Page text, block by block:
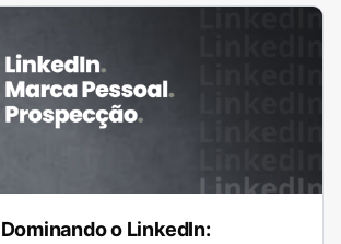
Dominando o LinkedIn: